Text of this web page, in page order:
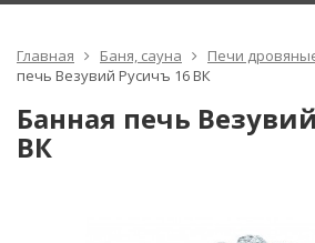
Главная Баня, сауна Печи
печь Везувий Русичъ 16 ВК
Банная печь
ВК